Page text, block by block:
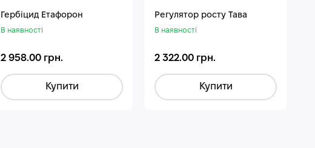
Гербіцид Етафорон
В наявності
2 958.00 грн.
Купити
Регулятор росту Тава
В наявності
2 322.00 грн.
Купити